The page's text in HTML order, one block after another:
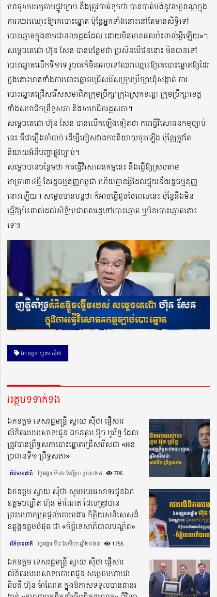
ហេតុសមរម្យតាមផ្លូវច្បាប់ នឹងត្រូវចាត់ទុកថា បានបាត់បង់នូវលក្ខខណ្ឌក្នុង
ការឈរឈ្មោះឱ្យគេបោះឆ្នោត ប៉ុន្តែអ្នកទាំងនោះនៅតែមានសិទ្ធិទៅ
បោះឆ្នោតក្នុងនាមជាពលរដ្ឋដដែល ដោយមិនមានផលប៉ះពាល់អ្វីឡើយ»។
សម្តេចតេជោ ហ៊ុន សែន បានបន្ថែមថា ប្រសិនបើជននោះ មិនបានទៅ
បោះឆ្នោតលើកទី១ទេ រូបគេក៏មិនអាចទៅឈរឈ្មោះឱ្យគេបោះឆ្នោតឱ្យដែរ
ក្នុងនោះមានទាំងការបោះឆ្នោតជ្រើសរើសក្រុមប្រឹក្សាឃុំសង្កាត់ ការ
បោះឆ្នោតជ្រើសរើសសមាជិកក្រុមប្រឹក្សាក្រុងស្រុកខណ្ឌ ក្រុមប្រឹក្សាខេត្ត
ទាំងសមាជិកព្រឹទ្ធសភា និងសមាជិករដ្ឋសភា។
សម្តេចតេជោ ហ៊ុន សែន បានលើកឡើងទៀតថា ការធ្វើវិសោធនកម្មច្បាប់
នេះ គឺជារឿងចាំបាច់ ដើម្បីចៀសវាងការនិយាយចុះឡើង ប៉ុន្តែត្រូវតែ
និយាយអំពីបញ្ហាផ្លូវច្បាប់។
សម្តេចបានបន្ថែមថា ការធ្វើវិសោធនកម្មនេះ នឹងធ្វើឱ្យស្របតាម
មាត្រា៣៤ថ្មី នៃរដ្ឋធម្មនុញ្ញកម្ពុជា ហើយគ្មានអ្វីដែលផ្ទុយនឹងរដ្ឋធម្មនុញ្ញ
នោះឡើយ។ សម្តេចបានបន្តថា ក៏អាចធ្វើដូចថៃពេលនេះ ប៉ុន្តែនឹងមិន
ធ្វើឱ្យប៉ះពាល់ដល់សិទ្ធិប្រជាពលរដ្ឋទៅបោះឆ្នោត ឬមិនបោះឆ្នោតនោះ
ទេ៕
ឯកឧត្តម ស្វាយ ស៊ីថា
អត្ថបទទាក់ទង
ឯកឧត្តម ទេសរដ្ឋមន្រ្តី ស្វាយ ស៊ីថា ផ្ញើសារ​
លិខិត​អប​អរ​សាទរជូន ឯកឧត្តម អ៊ុច បូររិទ្ធ ដែល​
ត្រូវបាន​ព្រឹទ្ធ​សភា​បោះឆ្នោតជ្រើសរើសជា «អនុ
ប្រធានទី១ ព្រឹទ្ធសភា»
ព័ត៌មានជាតិ ថ្ងៃអង្គារ ទី២៦ ខែវិច្ឆិកា ឆ្នាំ២០២៤​ 706
ឯកឧត្តម ស្វាយ ស៊ីថា សូមអបអរសាទរជូនឯក
ឧត្តមបណ្ឌិត ហ៊ុន ម៉ាណែត ដែលត្រូវបាន
ព្រះមហាក្សត្រផ្តល់គោរមងារ កិត្តិយសពិសេសដ៏
ឧត្តុង្គឧត្តមបំផុត ជា «កិត្តិទេសាភិបាលបណ្ឌិត»
ព័ត៌មានជាតិ ថ្ងៃអង្គារ ទី៨ ខែសីហា ឆ្នាំ២០២៣​ 1755
ឯកឧត្តម ទេសរដ្ឋមន្រ្តី ស្វាយ ស៊ីថា ផ្ញើសារ
លិខិត​អបអរ​សាទរគោរពជូន សម្តេចមហាបវរ
ធិបតី ហ៊ុន ម៉ាណែត ក្នុងឱកាសទទួលបានពានរ